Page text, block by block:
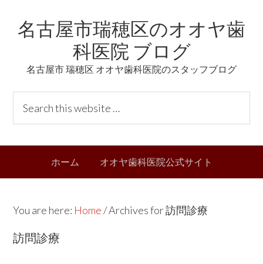
links
primary
content
primary
名古屋市瑞穂区のオオヤ歯
科医院 ブログ
名古屋市 瑞穂区 オオヤ歯科医院のスタッフブログ
Header
Right
i
navigation
ホーム オオヤ歯科医院公式サイト
You are here: Home/Archives for 訪問診療
訪問診療